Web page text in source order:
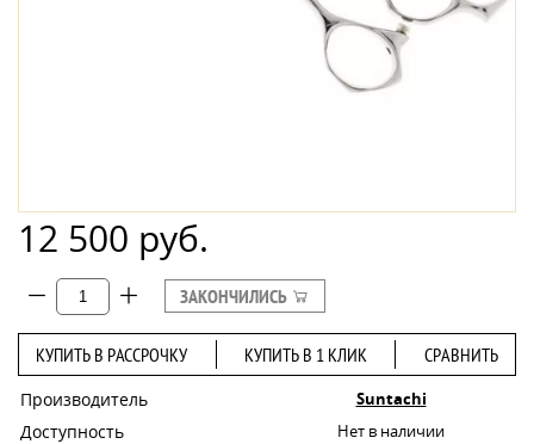
12 500 руб.
ЗАКОНЧИЛИСЬ
КУПИТЬ В РАССРОЧКУ КУПИТЬ В 1 КЛИК СРАВНИТЬ
Производитель Suntachi
Доступность Нет в наличии